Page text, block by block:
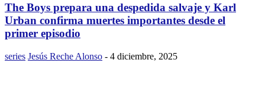
The Boys prepara una despedida salvaje y Karl
Urban confirma muertes importantes desde el
primer episodio
series Jesús Reche Alonso - 4 diciembre, 2025